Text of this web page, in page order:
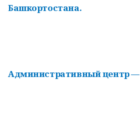
Башкортостана.
Административный центр —